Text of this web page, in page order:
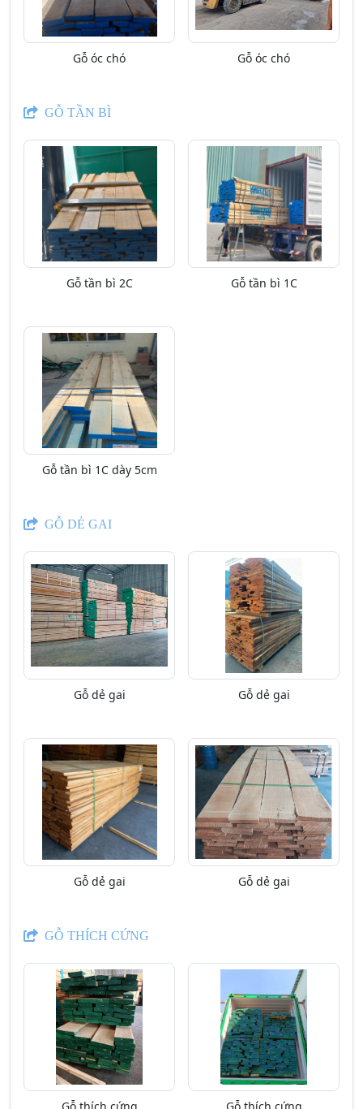
Gỗ óc chó Gỗ óc chó
GỖ TẦN BÌ
Gỗ tần bì 2C Gỗ tần bì 1C
Gỗ tần bì 1C dày 5cm
GỖ DẺ GAI
Gỗ dẻ gai Gỗ dẻ gai
Gỗ dẻ gai Gỗ dẻ gai
GỖ THÍCH CỨNG